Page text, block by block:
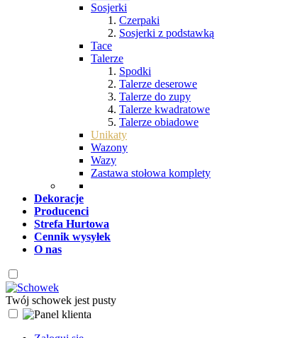
Sosjerki
Czerpaki
Sosjerki z podstawką
Tace
Talerze
Spodki
Talerze deserowe
Talerze do zupy
Talerze kwadratowe
Talerze obiadowe
Unikaty
Wazony
Wazy
Zastawa stołowa komplety
Dekoracje
Producenci
Strefa Hurtowa
Cennik wysyłek
O nas
Twój schowek jest pusty